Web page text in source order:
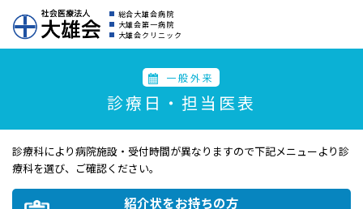
総合大雄会病院
大雄会第一病院
大雄会クリニック
一般外来
診療日・担当医表
診療科により病院施設・受付時間が異なりますので下記メニューより診
療科を選び、ご確認ください。
紹介状をお持ちの方